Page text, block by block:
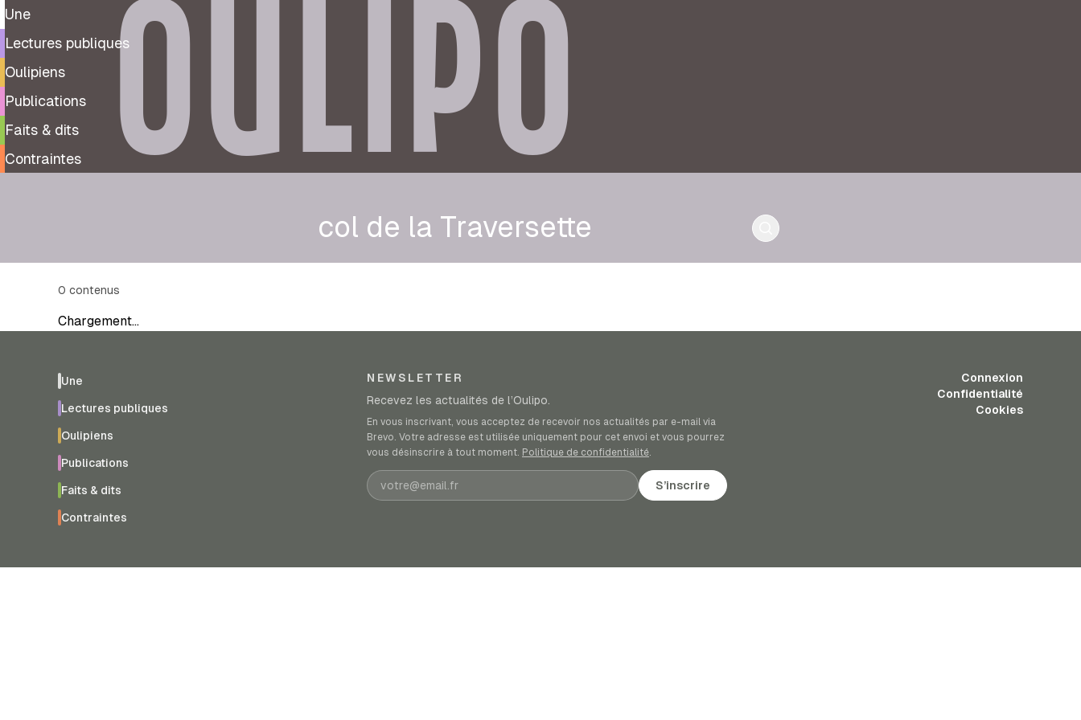
Une
Lectures publiques
Oulipiens
Publications
Faits & dits
Contraintes
OULIPO
col de la Traversette
0 contenus
Chargement…
Une
Lectures publiques
Oulipiens
Publications
Faits & dits
Contraintes
NEWSLETTER
Recevez les actualités de l’Oulipo.
En vous inscrivant, vous acceptez de recevoir nos actualités par e-mail via
Brevo. Votre adresse est utilisée uniquement pour cet envoi et vous pourrez
vous désinscrire à tout moment. Politique de confidentialité.
Adresse e-mail S’inscrire
Connexion
Confidentialité
Cookies